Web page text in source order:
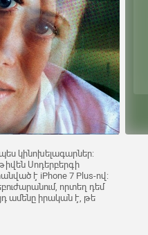
կինոխելագարներ:
Սոդերբերգի
է iPhone 7 Plus-ով:
որտեղ դեմ
ամենը իրական է, թե